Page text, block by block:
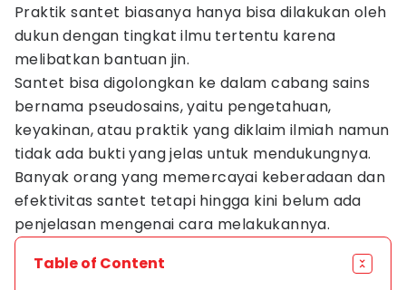
Praktik santet biasanya hanya bisa dilakukan oleh
dukun dengan tingkat ilmu tertentu karena
melibatkan bantuan jin.
Santet bisa digolongkan ke dalam cabang sains
bernama pseudosains, yaitu pengetahuan,
keyakinan, atau praktik yang diklaim ilmiah namun
tidak ada bukti yang jelas untuk mendukungnya.
Banyak orang yang memercayai keberadaan dan
efektivitas santet tetapi hingga kini belum ada
penjelasan mengenai cara melakukannya.
Table of Content